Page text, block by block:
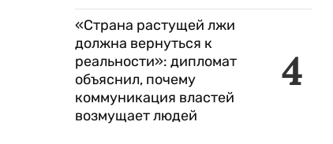
4
«Страна растущей лжи
должна вернуться к
реальности»: дипломат
объяснил, почему
коммуникация властей
возмущает людей